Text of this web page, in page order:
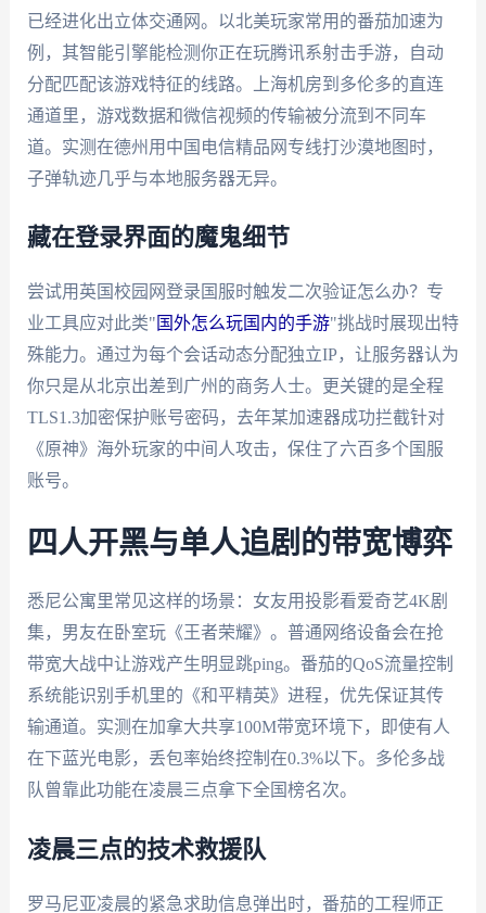
已经进化出立体交通网。以北美玩家常用的番茄加速为
例，其智能引擎能检测你正在玩腾讯系射击手游，自动
分配匹配该游戏特征的线路。上海机房到多伦多的直连
通道里，游戏数据和微信视频的传输被分流到不同车
道。实测在德州用中国电信精品网专线打沙漠地图时，
子弹轨迹几乎与本地服务器无异。
藏在登录界面的魔鬼细节
尝试用英国校园网登录国服时触发二次验证怎么办？专
业工具应对此类" 国外怎么玩国内的手游"挑战时展现出特
殊能力。通过为每个会话动态分配独立IP，让服务器认为
你只是从北京出差到广州的商务人士。更关键的是全程
TLS1.3加密保护账号密码，去年某加速器成功拦截针对
《原神》海外玩家的中间人攻击，保住了六百多个国服
账号。
四人开黑与单人追剧的带宽博弈
悉尼公寓里常见这样的场景：女友用投影看爱奇艺4K剧
集，男友在卧室玩《王者荣耀》。普通网络设备会在抢
带宽大战中让游戏产生明显跳ping。番茄的QoS流量控制
系统能识别手机里的《和平精英》进程，优先保证其传
输通道。实测在加拿大共享100M带宽环境下，即使有人
在下蓝光电影，丢包率始终控制在0.3%以下。多伦多战
队曾靠此功能在凌晨三点拿下全国榜名次。
凌晨三点的技术救援队
罗马尼亚凌晨的紧急求助信息弹出时，番茄的工程师正